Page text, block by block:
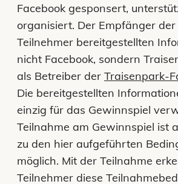
Facebook gesponsert,
organisiert. Der Empfänger der
Teilnehmer bereitgestellten
nicht Facebook, sondern
als Betreiber der Traisenpark-
Die bereitgestellten
einzig für das Gewinnspiel
Teilnahme am Gewinnspiel ist
zu den hier aufgeführten
möglich. Mit der Teilnahme
Teilnehmer diese